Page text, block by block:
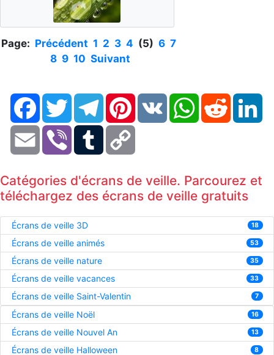
Page: Précédent 1 2 3 4 (5)6 7
8 9 10 Suivant
FacebookTwitter TelegramPinterestVK WhatsAppReddit
Email Viber Tumblr
Catégories d'écrans de veille. Parcourez et
téléchargez des écrans de veille gratuits
Écrans de veille 3D 18
Écrans de veille animés 53
Écrans de veille nature 35
Écrans de veille vacances 33
Écrans de veille Saint-Valentin 7
Écrans de veille Noël 16
Écrans de veille Nouvel An 13
Écrans de veille Halloween 8